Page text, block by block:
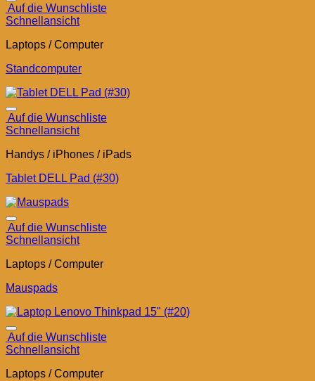
Auf die Wunschliste
Schnellansicht
Laptops / Computer
Standcomputer
Auf die Wunschliste
Schnellansicht
Handys / iPhones / iPads
Tablet DELL Pad (#30)
Auf die Wunschliste
Schnellansicht
Laptops / Computer
Mauspads
Auf die Wunschliste
Schnellansicht
Laptops / Computer